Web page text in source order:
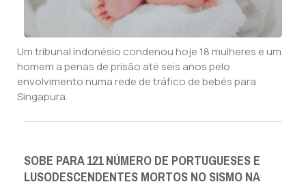
Um tribunal indonésio condenou hoje 18 mulheres e um
homem a penas de prisão até seis anos pelo
envolvimento numa rede de tráfico de bebés para
Singapura.
SOBE PARA 121 NÚMERO DE PORTUGUESES E